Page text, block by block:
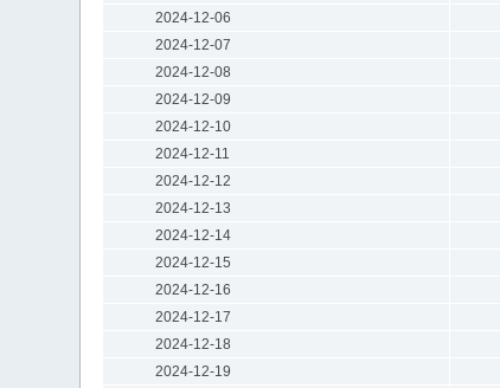
2024-12-06
2024-12-07
2024-12-08
2024-12-09
2024-12-10
2024-12-11
2024-12-12
2024-12-13
2024-12-14
2024-12-15
2024-12-16
2024-12-17
2024-12-18
2024-12-19